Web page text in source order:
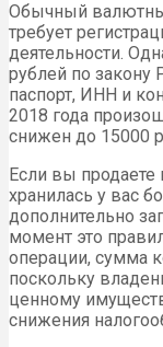
Обычный
требует
деятельности.
рублей по
паспорт, ИНН и
2018 года
снижен до 15000
Если вы продаете
хранилась у вас
дополнительно
момент это
операции, сумма
поскольку
ценному
снижения